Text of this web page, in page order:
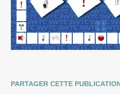
PARTAGER CETTE